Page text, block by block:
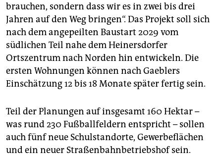
brauchen, sondern dass wir es in zwei bis drei
Jahren auf den Weg bringen“. Das Projekt soll sich
nach dem angepeilten Baustart 2029 vom
südlichen Teil nahe dem Heinersdorfer
Ortszentrum nach Norden hin entwickeln. Die
ersten Wohnungen können nach Gaeblers
Einschätzung 12 bis 18 Monate später fertig sein.
Teil der Planungen auf insgesamt 160 Hektar –
was rund 230 Fußballfeldern entspricht – sollen
auch fünf neue Schulstandorte, Gewerbeflächen
und ein neuer Straßenbahnbetriebshof sein.